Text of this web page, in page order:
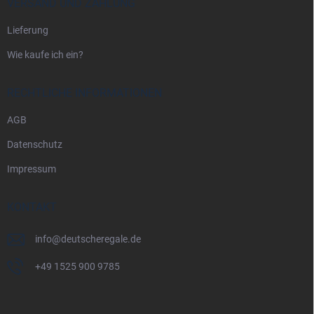
VERSAND UND ZAHLUNG
Lieferung
Wie kaufe ich ein?
RECHTLICHE INFORMATIONEN
AGB
Datenschutz
Impressum
KONTAKT
info@deutscheregale.de
+49 1525 900 9785